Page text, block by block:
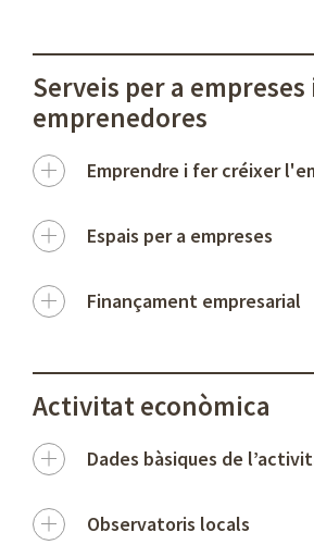
Serveis per a
emprenedores
Emprendre i fer créixer
Espais per a empreses
Finançament empresarial
Activitat econòmica
Dades bàsiques de
Observatoris locals